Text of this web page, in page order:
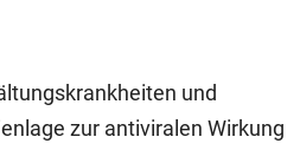
und
zur antiviralen Wirkung